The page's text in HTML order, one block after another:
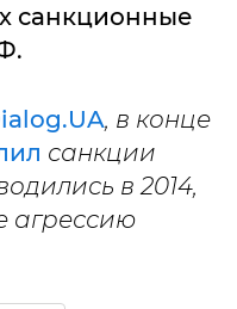
санкционные
, в конце
санкции
в 2014,
агрессию